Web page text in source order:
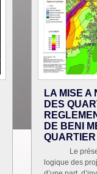
LA MISE A
DES
DE BENI
Le présent
logique des